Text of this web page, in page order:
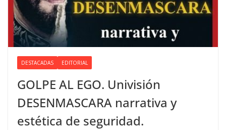
DESTACADAS EDITORIAL
GOLPE AL EGO. Univisión
DESENMASCARA narrativa y
estética de seguridad.